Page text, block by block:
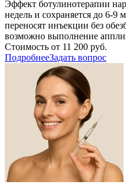
Эффект ботулинотерапии
недель и сохраняется до 6-
переносят инъекции без
возможно выполнение
Стоимость от 11 200 руб.
ПодробнееЗадать вопрос